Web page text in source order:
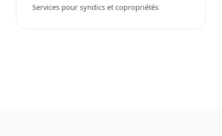
Services pour syndics et copropriétés